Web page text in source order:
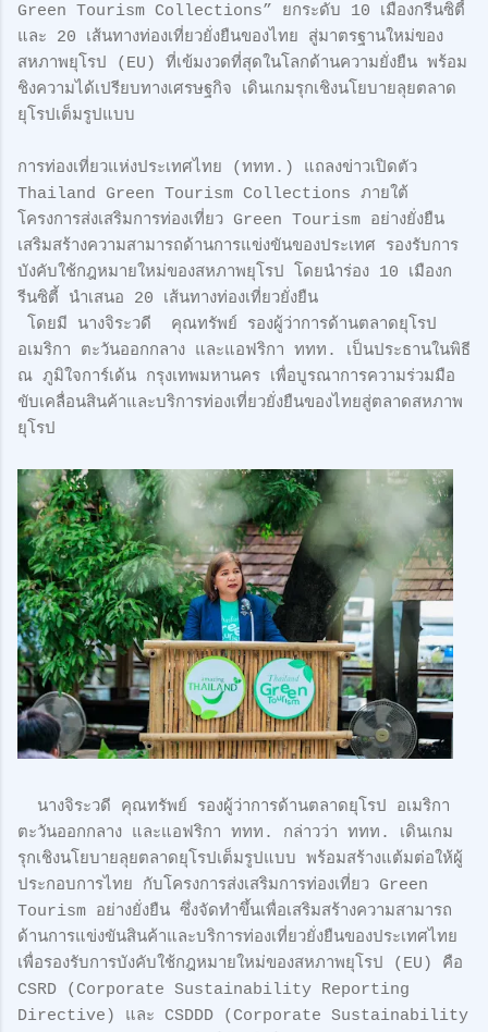
Green Tourism Collections” ยกระดับ 10 เมืองกรีนซิตี้
และ 20 เส้นทางท่องเที่ยวยั่งยืนของไทย สู่มาตรฐานใหม่ของ
สหภาพยุโรป (EU) ที่เข้มงวดที่สุดในโลกด้านความยั่งยืน พร้อม
ชิงความได้เปรียบทางเศรษฐกิจ เดินเกมรุกเชิงนโยบายลุยตลาด
ยุโรปเต็มรูปแบบ
การท่องเที่ยวแห่งประเทศไทย (ททท.) แถลงข่าวเปิดตัว
Thailand Green Tourism Collections ภายใต้
โครงการส่งเสริมการท่องเที่ยว Green Tourism อย่างยั่งยืน
เสริมสร้างความสามารถด้านการแข่งขันของประเทศ รองรับการ
บังคับใช้กฎหมายใหม่ของสหภาพยุโรป โดยนำร่อง 10 เมืองก
รีนซิตี้ นำเสนอ 20 เส้นทางท่องเที่ยวยั่งยืน
โดยมี นางจิระวดี คุณทรัพย์ รองผู้ว่าการด้านตลาดยุโรป
อเมริกา ตะวันออกกลาง และแอฟริกา ททท. เป็นประธานในพิธี
ณ ภูมิใจการ์เด้น กรุงเทพมหานคร เพื่อบูรณาการความร่วมมือ
ขับเคลื่อนสินค้าและบริการท่องเที่ยวยั่งยืนของไทยสู่ตลาดสหภาพ
ยุโรป
นางจิระวดี คุณทรัพย์ รองผู้ว่าการด้านตลาดยุโรป อเมริกา
ตะวันออกกลาง และแอฟริกา ททท. กล่าวว่า ททท. เดินเกม
รุกเชิงนโยบายลุยตลาดยุโรปเต็มรูปแบบ พร้อมสร้างแต้มต่อให้ผู้
ประกอบการไทย กับโครงการส่งเสริมการท่องเที่ยว Green
Tourism อย่างยั่งยืน ซึ่งจัดทำขึ้นเพื่อเสริมสร้างความสามารถ
ด้านการแข่งขันสินค้าและบริการท่องเที่ยวยั่งยืนของประเทศไทย
เพื่อรองรับการบังคับใช้กฎหมายใหม่ของสหภาพยุโรป (EU) คือ
CSRD (Corporate Sustainability Reporting
Directive) และ CSDDD (Corporate Sustainability